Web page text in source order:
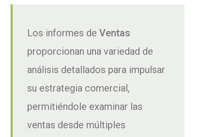
Los informes de Ventas
proporcionan una variedad de
análisis detallados para impulsar
su estrategia comercial,
permitiéndole examinar las
ventas desde múltiples